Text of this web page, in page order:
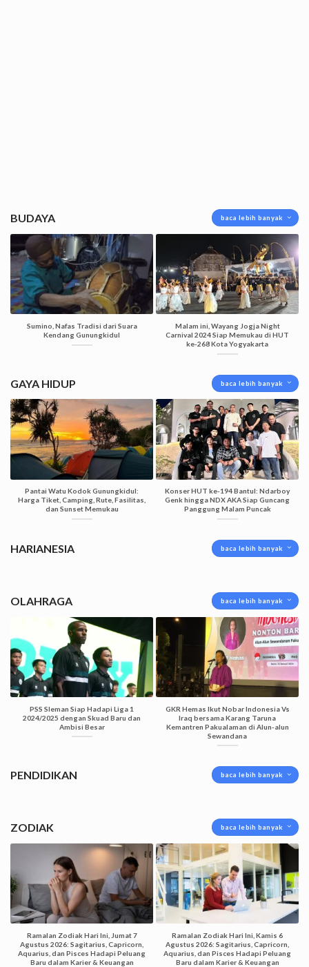
BUDAYA baca lebih banyak
Sumino, Nafas Tradisi dari Suara
Kendang Gunungkidul
Malam ini, Wayang Jogja Night
Carnival 2024 Siap Memukau di HUT
ke-268 Kota Yogyakarta
GAYA HIDUP baca lebih banyak
Pantai Watu Kodok Gunungkidul:
Harga Tiket, Camping, Rute, Fasilitas,
dan Sunset Memukau
Konser HUT ke-194 Bantul: Ndarboy
Genk hingga NDX AKA Siap Guncang
Panggung Malam Puncak
HARIANESIA baca lebih banyak
OLAHRAGA baca lebih banyak
PSS Sleman Siap Hadapi Liga 1
2024/2025 dengan Skuad Baru dan
Ambisi Besar
GKR Hemas Ikut Nobar Indonesia Vs
Iraq bersama Karang Taruna
Kemantren Pakualaman di Alun-alun
Sewandana
PENDIDIKAN baca lebih banyak
ZODIAK baca lebih banyak
Ramalan Zodiak Hari Ini, Jumat 7
Agustus 2026: Sagitarius, Capricorn,
Aquarius, dan Pisces Hadapi Peluang
Baru dalam Karier & Keuangan
Ramalan Zodiak Hari Ini, Kamis 6
Agustus 2026: Sagitarius, Capricorn,
Aquarius, dan Pisces Hadapi Peluang
Baru dalam Karier & Keuangan